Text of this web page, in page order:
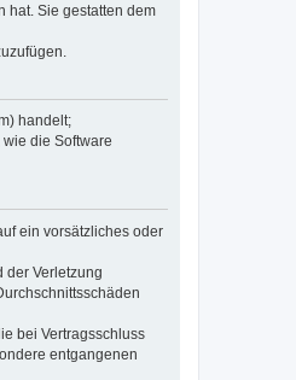
hat. Sie gestatten dem
handelt;
die Software
ein vorsätzliches oder
der Verletzung
bei Vertragsschluss
entgangenen